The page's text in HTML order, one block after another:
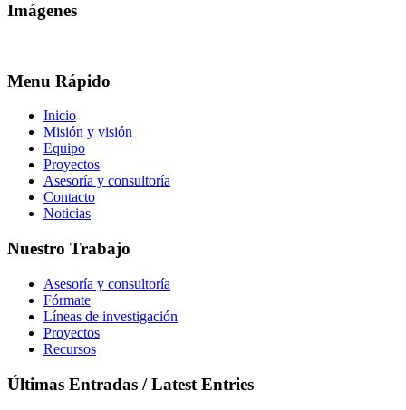
Imágenes
Menu Rápido
Inicio
Misión y visión
Equipo
Proyectos
Asesoría y consultoría
Contacto
Noticias
Nuestro Trabajo
Asesoría y consultoría
Fórmate
Líneas de investigación
Proyectos
Recursos
Últimas Entradas / Latest Entries